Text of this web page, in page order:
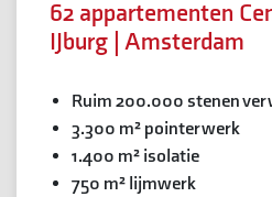
62 appartementen
IJburg | Amsterdam
Ruim 200.000 stenen
3.300 m² pointerwerk
1.400 m² isolatie
750 m² lijmwerk